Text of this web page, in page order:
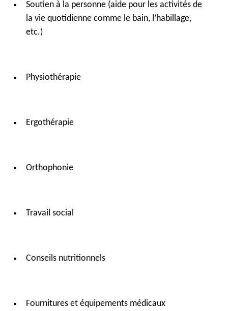
Soutien à la personne (aide pour les activités de
la vie quotidienne comme le bain, l’habillage,
etc.)
Physiothérapie
Ergothérapie
Orthophonie
Travail social
Conseils nutritionnels
Fournitures et équipements médicaux